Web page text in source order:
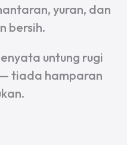
yuran, dan
bersih.
untung rugi
tiada hamparan